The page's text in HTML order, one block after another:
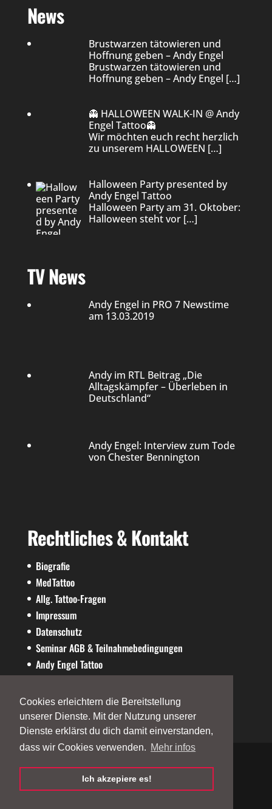
Cookies erleichtern die Bereitstellung
unserer Dienste. Mit der Nutzung unserer
Dienste erklärst du dich damit einverstanden,
dass wir Cookies verwenden. Mehr infos
Ich akzepiere es!
News
Brustwarzen tätowieren und
Hoffnung geben – Andy Engel
Brustwarzen tätowieren und
Hoffnung geben – Andy Engel […]
👻 HALLOWEEN WALK-IN @ Andy
Engel Tattoo👻
Wir möchten euch recht herzlich
zu unserem HALLOWEEN […]
Halloween Party presented by
Andy Engel Tattoo
Halloween Party am 31. Oktober:
Halloween steht vor […]
TV News
Andy Engel in PRO 7 Newstime
am 13.03.2019
Andy im RTL Beitrag „Die
Alltagskämpfer – Überleben in
Deutschland“
Andy Engel: Interview zum Tode
von Chester Bennington
Rechtliches & Kontakt
Biografie
MedTattoo
Allg. Tattoo-Fragen
Impressum
Datenschutz
Seminar AGB & Teilnahmebedingungen
Andy Engel Tattoo
andy-engel.com| Powered by